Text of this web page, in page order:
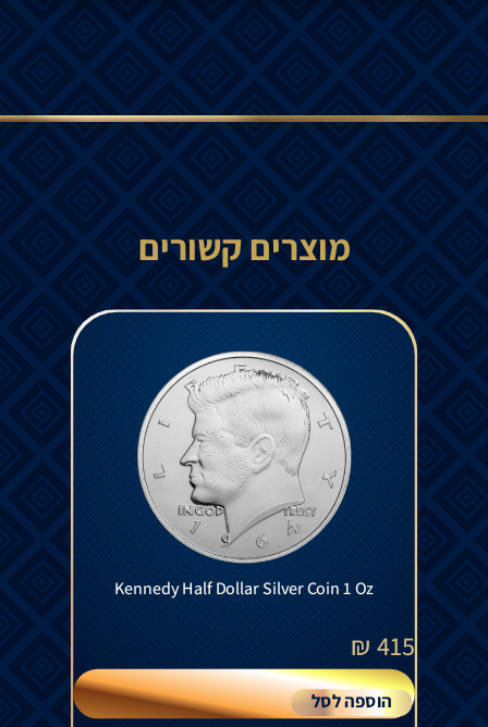
מוצרים קשורים
Kennedy Half Dollar Silver Coin 1 Oz
415
₪
הוספה לסל